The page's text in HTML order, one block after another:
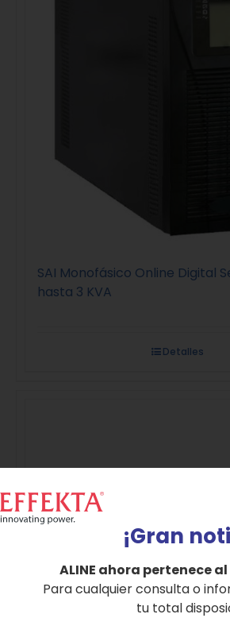
SAI Monofásico Online Digital
hasta 3 KVA
Detalles
¡Gran
ALINE ahora pertenece al
Para cualquier consulta o
tu total